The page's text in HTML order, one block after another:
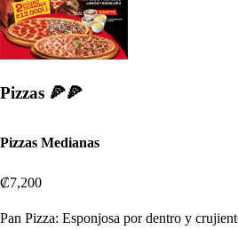
Pizzas 🍕🍕
Pizzas Medianas
₡7,200
Pan Pizza: Esponjosa por dentro y